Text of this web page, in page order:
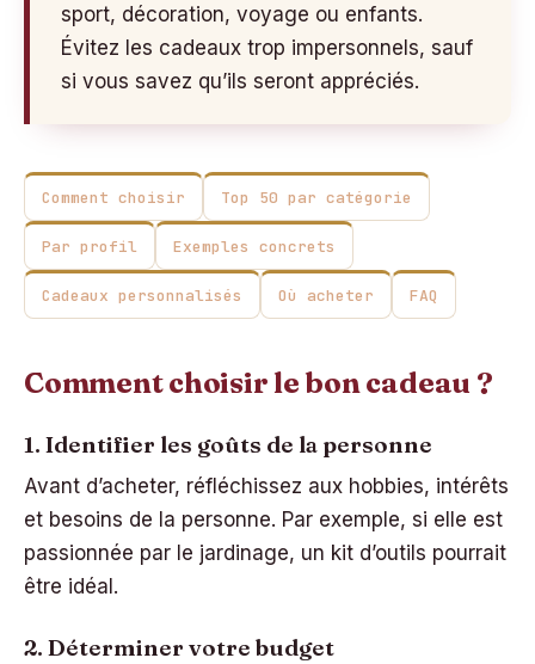
sport, décoration, voyage ou enfants.
Évitez les cadeaux trop impersonnels, sauf
si vous savez qu’ils seront appréciés.
Comment choisir Top 50 par catégorie
Par profil Exemples concrets
Cadeaux personnalisés Où acheter FAQ
Comment choisir le bon cadeau ?
1. Identifier les goûts de la personne
Avant d’acheter, réfléchissez aux hobbies, intérêts
et besoins de la personne. Par exemple, si elle est
passionnée par le jardinage, un kit d’outils pourrait
être idéal.
2. Déterminer votre budget